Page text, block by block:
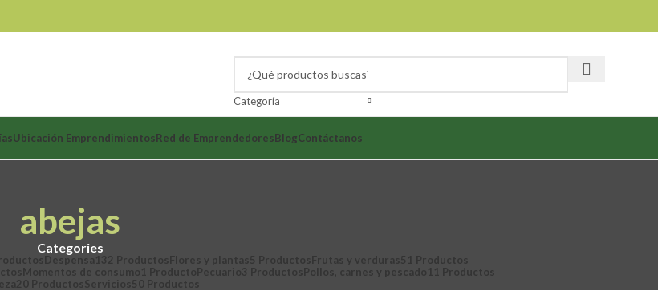
Categoría
Ubicación EmprendimientosRed de EmprendedoresBlogContáctanos
abejas
Categories
Despensa132 Productos Flores y plantas 5 Productos Frutas y verduras 51 Productos
Momentos de consumo1 ProductoPecuario3 Productos Pollos, carnes y pescado11 Productos
20 Productos Servicios 50 Productos